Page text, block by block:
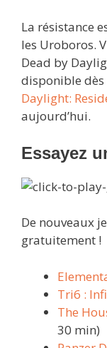
La résistance
les Uroboros.
Dead by
disponible dès
Daylight:
aujourd’hui.
Essayez
De nouveaux
gratuitement !
Tri6 :
The
30 min)